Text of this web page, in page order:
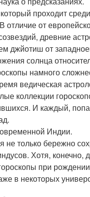
проходит
отличие от
древние
джйотиш от
солнца
намного
ведическая
коллекции
И каждый,
Индии.
не только бережно
Хотя, конечно,
при
в некоторых